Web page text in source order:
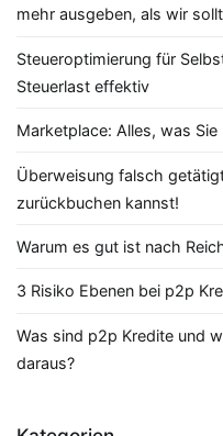
mehr ausgeben, als wir
Steueroptimierung für
Steuerlast effektiv
Marketplace: Alles, was
Überweisung falsch
zurückbuchen kannst!
Warum es gut ist nach
3 Risiko Ebenen bei p2p
Was sind p2p Kredite und
daraus?